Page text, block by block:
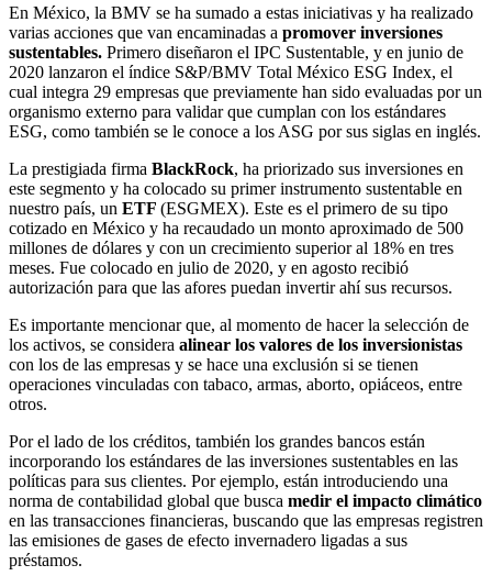
En México, la BMV se ha sumado a estas iniciativas y ha realizado
varias acciones que van encaminadas a promover inversiones
sustentables. Primero diseñaron el IPC Sustentable, y en junio de
2020 lanzaron el índice S&P/BMV Total México ESG Index, el
cual integra 29 empresas que previamente han sido evaluadas por un
organismo externo para validar que cumplan con los estándares
ESG, como también se le conoce a los ASG por sus siglas en inglés.
La prestigiada firma BlackRock, ha priorizado sus inversiones en
este segmento y ha colocado su primer instrumento sustentable en
nuestro país, un ETF (ESGMEX). Este es el primero de su tipo
cotizado en México y ha recaudado un monto aproximado de 500
millones de dólares y con un crecimiento superior al 18% en tres
meses. Fue colocado en julio de 2020, y en agosto recibió
autorización para que las afores puedan invertir ahí sus recursos.
Es importante mencionar que, al momento de hacer la selección de
los activos, se considera alinear los valores de los inversionistas
con los de las empresas y se hace una exclusión si se tienen
operaciones vinculadas con tabaco, armas, aborto, opiáceos, entre
otros.
Por el lado de los créditos, también los grandes bancos están
incorporando los estándares de las inversiones sustentables en las
políticas para sus clientes. Por ejemplo, están introduciendo una
norma de contabilidad global que busca medir el impacto climático
en las transacciones financieras, buscando que las empresas registren
las emisiones de gases de efecto invernadero ligadas a sus
préstamos.